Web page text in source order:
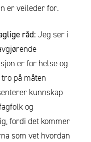
er veileder for.
råd: Jeg ser i
er for helse og
på måten
kunnskap
og
fordi det kommer
som vet hvordan